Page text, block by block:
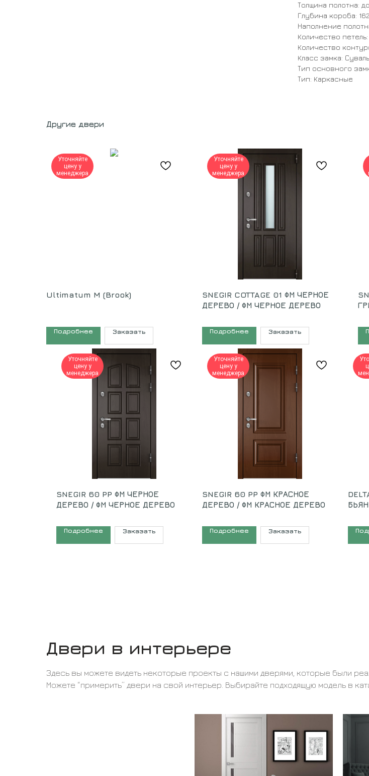
Толщина полотна:
Глубина короба:
Наполнение
Количество
Количество
Класс замка:
Тип основного
Тип: Каркасные
Другие двери
Уточняйте
цену у
менеджера
Ultimatum M (Brook)
Подробнее Заказать
Уточняйте
цену у
менеджера
SNEGIR COTTAGE 01 ФМ ЧЕРНОЕ
ДЕРЕВО / ФМ ЧЕРНОЕ ДЕРЕВО
Подробнее Заказать
Уточняйте
цену у
менеджера
SNEGIR 60 PP ФМ ЧЕРНОЕ
ДЕРЕВО / ФМ ЧЕРНОЕ ДЕРЕВО
Подробнее Заказать
Уточняйте
цену у
менеджера
SNEGIR 60 PP ФМ КРАСНОЕ
ДЕРЕВО / ФМ КРАСНОЕ ДЕРЕВО
Подробнее Заказать
Двери в интерьере
Здесь вы можете видеть некоторые проекты с нашими дверями, которые были
Можете “примерить” двери на свой интерьер. Выбирайте подходящую модель в